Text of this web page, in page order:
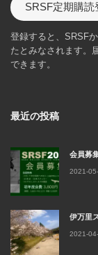
SRSF定期購読
登録すると、SRSF
たとみなされます。
できます。
最近の投稿
会員募
2021-
伊万里
2021-